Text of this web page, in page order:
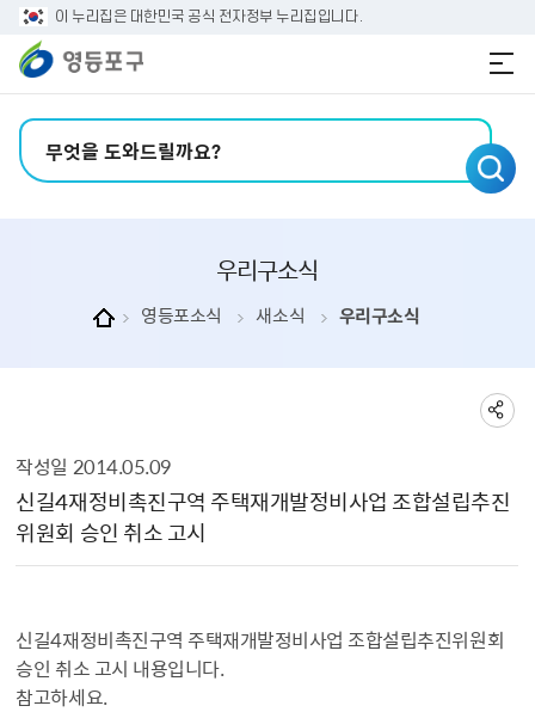
본문 바로가기
주메뉴 바로가기
이 누리집은 대한민국 공식 전자정부 누리집입니다.
우리구소식
영등포소식 새소식 우리구소식
작성일 2014.05.09
신길4재정비촉진구역 주택재개발정비사업 조합설립추진
위원회 승인 취소 고시
신길4재정비촉진구역 주택재개발정비사업 조합설립추진위원회
승인 취소 고시 내용입니다.
참고하세요.